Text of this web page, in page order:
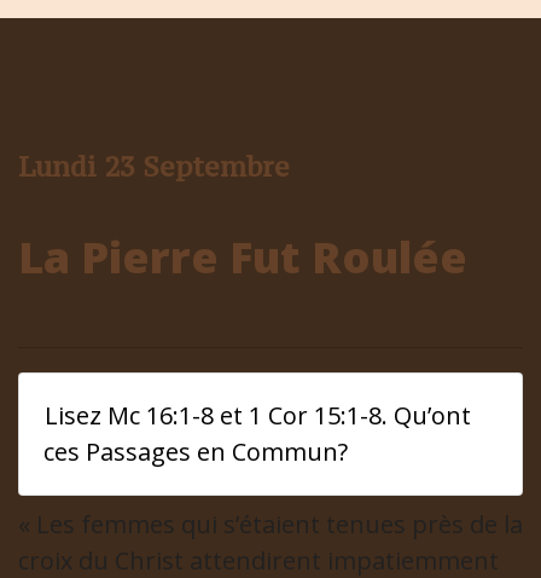
Lundi 23 Septembre
La Pierre Fut Roulée
Lisez Mc 16:1-8 et 1 Cor 15:1-8. Qu’ont
ces Passages en Commun?
« Les femmes qui s’étaient tenues près de la
croix du Christ attendirent impatiemment